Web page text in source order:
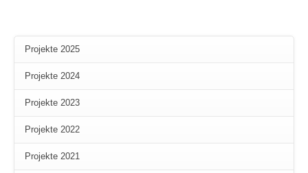
Projekte 2025
Projekte 2024
Projekte 2023
Projekte 2022
Projekte 2021